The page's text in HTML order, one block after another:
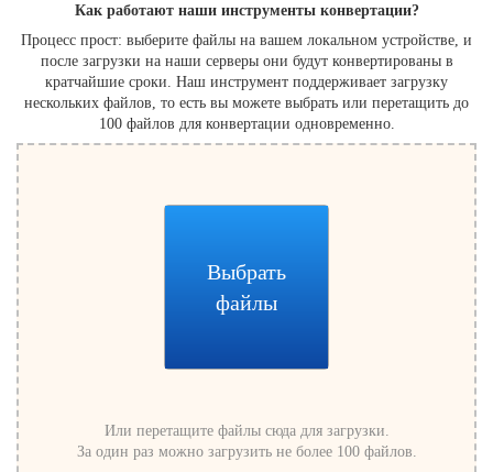
Как работают наши инструменты конвертации?
Процесс прост: выберите файлы на вашем локальном устройстве, и
после загрузки на наши серверы они будут конвертированы в
кратчайшие сроки. Наш инструмент поддерживает загрузку
нескольких файлов, то есть вы можете выбрать или перетащить до
100 файлов для конвертации одновременно.
Выбрать
файлы
Или перетащите файлы сюда для загрузки.
За один раз можно загрузить не более 100 файлов.